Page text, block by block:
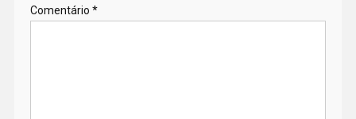
Comentário *